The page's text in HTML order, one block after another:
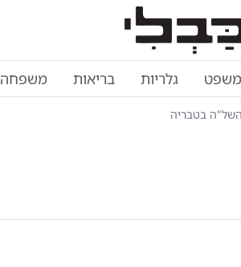
משפט גלריות בריאות משפחה
בטבריה